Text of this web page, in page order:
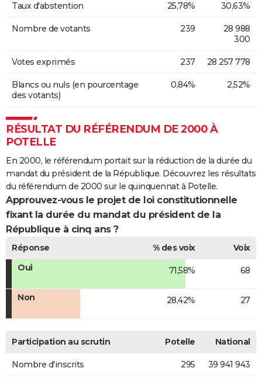
Taux d'abstention 25,78% 30,63%
Nombre de votants 239
28 988
300
Votes exprimés 237 28 257 778
Blancs ou nuls (en pourcentage
des votants)
0,84% 2,52%
RÉSULTAT DU RÉFÉRENDUM DE 2000 À
POTELLE
En 2000, le référendum portait sur la réduction de la durée du
mandat du président de la République. Découvrez les résultats
du référendum de 2000 sur le quinquennat à Potelle.
Approuvez-vous le projet de loi constitutionnelle
fixant la durée du mandat du président de la
République à cinq ans ?
Réponse % des voix
Voix
Oui
71,58% 68
Non 28,42% 27
Participation au scrutin Potelle National
Nombre d'inscrits 295 39 941 943